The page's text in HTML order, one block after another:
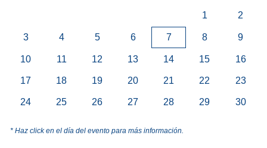
1 2
3 4 5 6 7 8 9
10 11 12 13 14 15 16
17 18 19 20 21 22 23
24 25 26 27 28 29 30
* Haz click en el día del evento para más información.